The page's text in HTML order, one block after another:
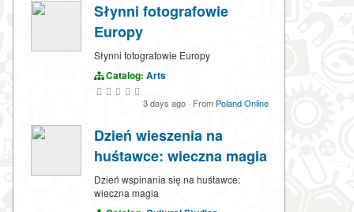
Słynni fotografowie
Europy
Słynni fotografowie Europy
Catalog: Arts
3 days ago · From Poland Online
Dzień wieszenia na
huśtawce: wieczna magia
Dzień wspinania się na huśtawce:
wieczna magia